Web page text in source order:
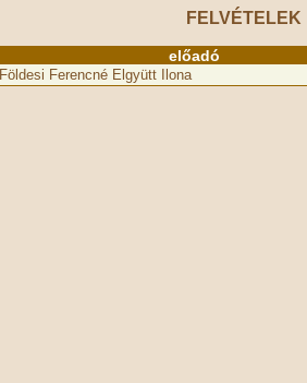
FELVÉTELEK
előadó
Földesi Ferencné Elgyütt Ilona